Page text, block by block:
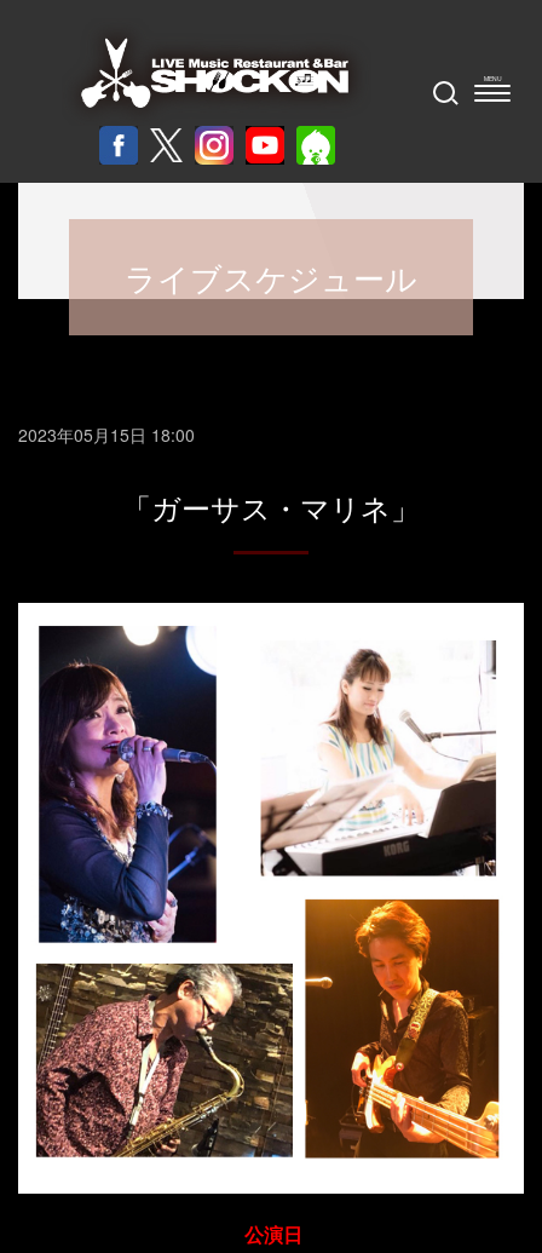
ライブスケジュール
2023年05月15日 18:00
「ガーサス・マリネ」
公演日